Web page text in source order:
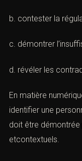
b. contester la
c. démontrer
d. révéler les
En matière
identifier une
doit être démontrée
etcontextuels.